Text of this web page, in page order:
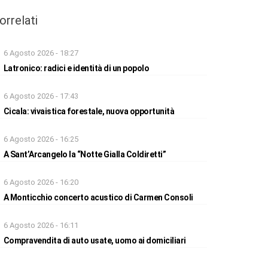
6 Agosto 2026 - 18:27
Latronico: radici e identità di un popolo
6 Agosto 2026 - 17:43
Cicala: vivaistica forestale, nuova opportunità
6 Agosto 2026 - 16:25
A Sant’Arcangelo la “Notte Gialla Coldiretti”
6 Agosto 2026 - 16:20
A Monticchio concerto acustico di Carmen Consoli
6 Agosto 2026 - 16:11
Compravendita di auto usate, uomo ai domiciliari